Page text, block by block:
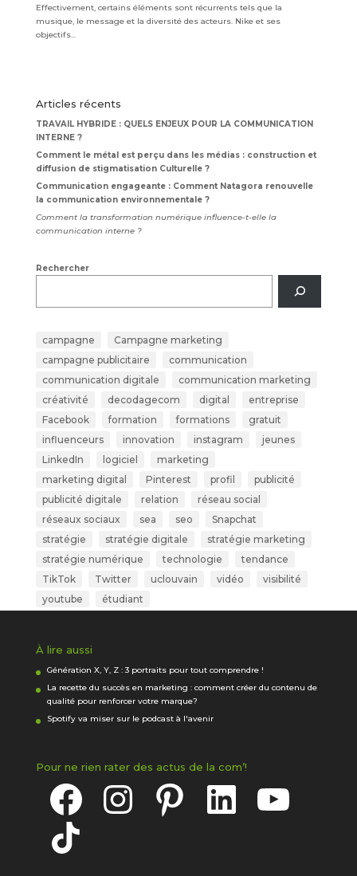
Effectivement, certains éléments sont récurrents tels que la
musique, le message et la diversité des acteurs. Nike et ses
objectifs...
Articles récents
TRAVAIL HYBRIDE : QUELS ENJEUX POUR LA COMMUNICATION
INTERNE ?
Comment le métal est perçu dans les médias : construction et
diffusion de stigmatisation Culturelle ?
Communication engageante : Comment Natagora renouvelle
la communication environnementale ?
Comment la transformation numérique influence-t-elle la
communication interne ?
Rechercher
campagne
Campagne marketing
campagne publicitaire
communication
communication digitale
communication marketing
créativité
decodagecom digital
entreprise
Facebook
formation formations
gratuit
influenceurs
innovation instagram
jeunes
LinkedIn
logiciel
marketing
marketing digital
Pinterest profil
publicité
publicité digitale
relation
réseau social
réseaux sociaux
sea seo
Snapchat
stratégie
stratégie digitale
stratégie marketing
stratégie numérique
technologie
tendance
TikTok
Twitter uclouvain vidéo
visibilité
youtube
étudiant
À lire aussi
Génération X, Y, Z : 3 portraits pour tout comprendre !
La recette du succès en marketing : comment créer du contenu de
qualité pour renforcer votre marque?
Spotify va miser sur le podcast à l'avenir
Pour ne rien rater des actus de la com’!
Facebook Instagram Pinterest LinkedIn
TikTok